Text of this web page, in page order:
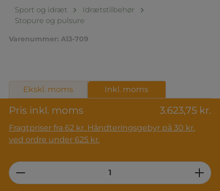
Sport og idræt
Idrætstilbehør
Stopure og pulsure
Varenummer: A13-709
Pris inkl. moms 3.623,75 kr.
Fragtpriser fra 62 kr. Håndteringsgebyr på 30 kr.
ved ordre under 625 kr.
Ekskl. moms Inkl. moms
Product Quantity: Enter the desired